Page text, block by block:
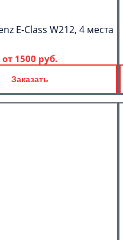
E-Class W212, 4 места
от 1500 руб.
Заказать